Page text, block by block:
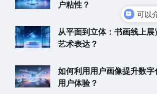
户粘性？
从平面到立体：书画线上
艺术表达？
如何利用用户画像提升数字
用户体验？